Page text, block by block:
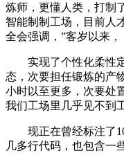
炼师，更懂人类，打制
智能制制工场，目前人
全会强调，”客岁以来，
实现了个性化柔性定
态，次要担任锻炼的产
小时以至更多，次要处
我们工场里几乎见不到
现正在曾经标注了
几多行代码，也包含一